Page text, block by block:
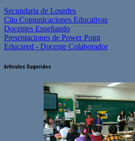
Secundaria de Lourdes
Clio Comunicaciones Educativas
Docentes Enseñando
Presentaciones de Power Point
Educared - Docente Colaborador
Artículos Sugeridos